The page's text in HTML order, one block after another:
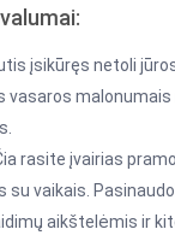
įsikūręs netoli
vasaros malonumais
rasite įvairias
su vaikais.
aikštelėmis ir